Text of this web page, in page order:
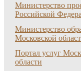
Министерство
Российской
Министерство
Московской
Портал услуг
области